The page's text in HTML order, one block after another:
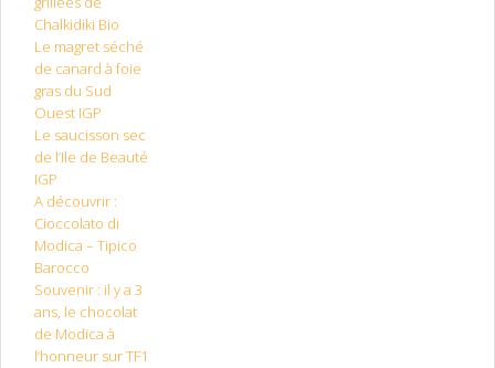
Chalkidiki Bio
Le magret séché
de canard à foie
gras du Sud
Ouest IGP
Le saucisson sec
de l’Ile de Beauté
IGP
A découvrir :
Cioccolato di
Modica – Tipico
Barocco
Souvenir : il y a 3
ans, le chocolat
de Modica à
l’honneur sur TF1